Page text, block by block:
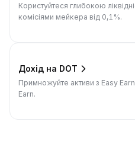
Користуйтеся глибокою
комісіями мейкера від 0,1%.
Дохід на DOT
Примножуйте активи з Easy
Earn.